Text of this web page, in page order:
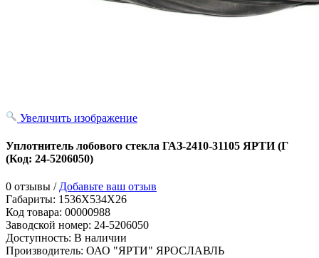
Увеличить изображение
Уплотнитель лобового стекла ГАЗ-2410-31105 ЯРТИ (Г
(Код: 24-5206050)
0 отзывы / Добавьте ваш отзыв
Габариты: 1536X534X26
Код товара: 00000988
Заводской номер: 24-5206050
Доступность: В наличии
Производитель: ОАО "ЯРТИ" ЯРОСЛАВЛЬ